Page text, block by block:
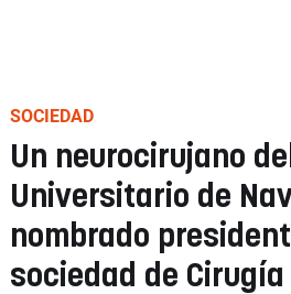
SOCIEDAD
Un neurocirujano
Universitario de
nombrado
sociedad de Cirugía